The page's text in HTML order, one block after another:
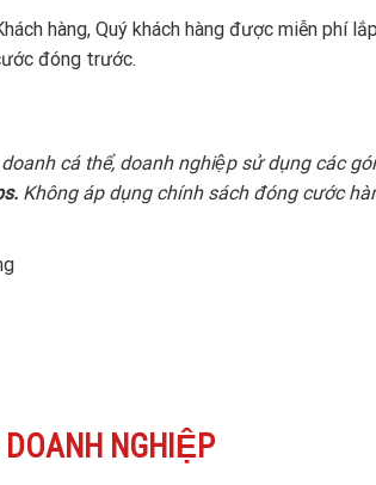
hàng, Quý khách hàng được miễn phí
đóng trước.
cá thể, doanh nghiệp sử dụng các gói
Không áp dụng chính sách đóng cước
NGHIỆP